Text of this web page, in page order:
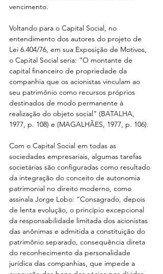
vencimento.
Voltando para o Capital Social, no
entendimento dos autores do projeto de
Lei 6.404/76, em sua Exposição de Motivos,
o Capital Social seria: “O montante de
capital financeiro de propriedade da
companhia que os acionistas vinculam ao
seu patrimônio como recursos próprios
destinados de modo permanente à
realização do objeto social” (BATALHA,
1977, p. 108) e (MAGALHÃES, 1977, p. 106).
Com o Capital Social em todas as
sociedades empresariais, algumas tarefas
societárias são configuradas como resultado
da integração do conceito de autonomia
patrimonial no direito moderno, como
assinala Jorge Lobo: “Consagrado, depois
de lenta evolução, o princípio excepcional
da responsabilidade limitada dos acionistas
das anônimas e admitida a constituição do
patrimônio separado, consequência direta
do reconhecimento da personalidade
jurídica das companhias, que impede a